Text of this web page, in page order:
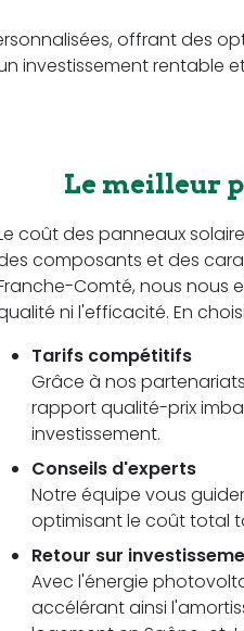
offrant des
investissement rentable
Le meilleur
coût des panneaux
composants et des
Comté, nous nous
ni l'efficacité. En
Tarifs compétitifs
Grâce à nos
rapport qualité-prix
investissement.
Conseils d'experts
Notre équipe vous
optimisant le coût total
Retour sur
Avec l'énergie
accélérant ainsi